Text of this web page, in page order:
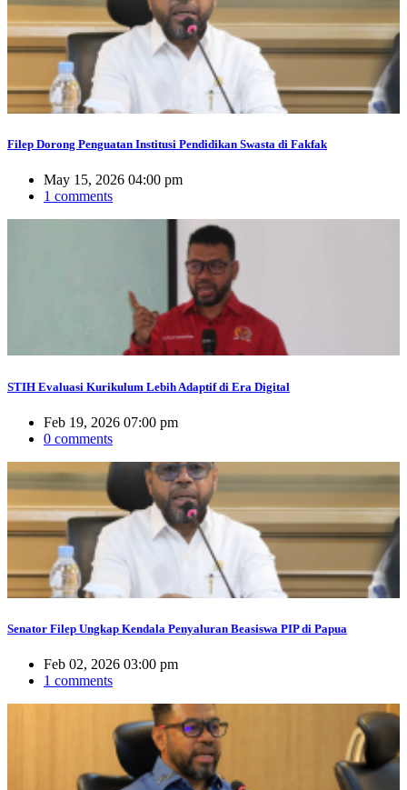
Filep Dorong Penguatan Institusi Pendidikan Swasta di Fakfak
May 15, 2026 04:00 pm
1 comments
STIH Evaluasi Kurikulum Lebih Adaptif di Era Digital
Feb 19, 2026 07:00 pm
0 comments
Senator Filep Ungkap Kendala Penyaluran Beasiswa PIP di Papua
Feb 02, 2026 03:00 pm
1 comments